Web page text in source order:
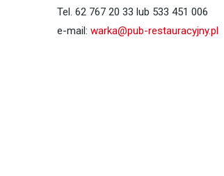
Tel. 62 767 20 33 lub 533 451 006
e-mail: warka@pub-restauracyjny.pl